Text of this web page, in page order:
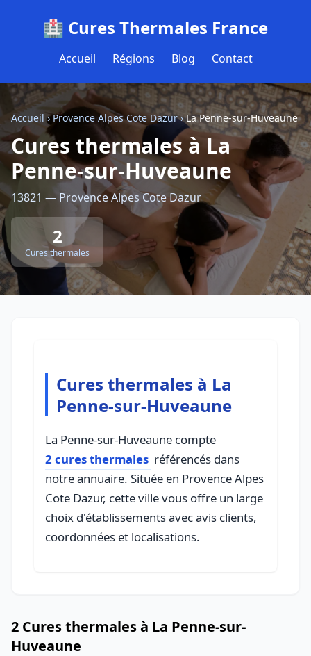
🏥 Cures Thermales France
Accueil Régions Blog Contact
Accueil ›Provence Alpes Cote Dazur›La Penne-sur-Huveaune
Cures thermales à La
Penne-sur-Huveaune
13821 — Provence Alpes Cote Dazur
2
Cures thermales
Cures thermales à La
Penne-sur-Huveaune
La Penne-sur-Huveaune compte
2 cures thermales référencés dans
notre annuaire. Située en Provence Alpes
Cote Dazur, cette ville vous offre un large
choix d'établissements avec avis clients,
coordonnées et localisations.
2 Cures thermales à La Penne-sur-
Huveaune